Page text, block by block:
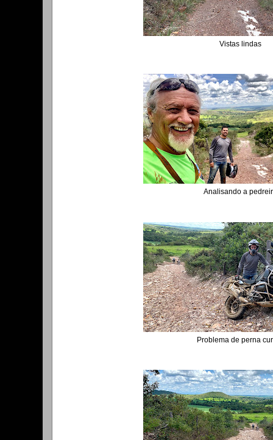
Vistas lindas
Analisando a
Problema de perna